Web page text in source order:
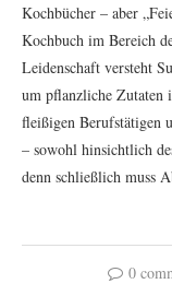
Kochbücher – aber
Kochbuch im Bereich
Leidenschaft versteht
um pflanzliche Zutaten
fleißigen Berufstätigen
– sowohl hinsichtlich
denn schließlich muss
0